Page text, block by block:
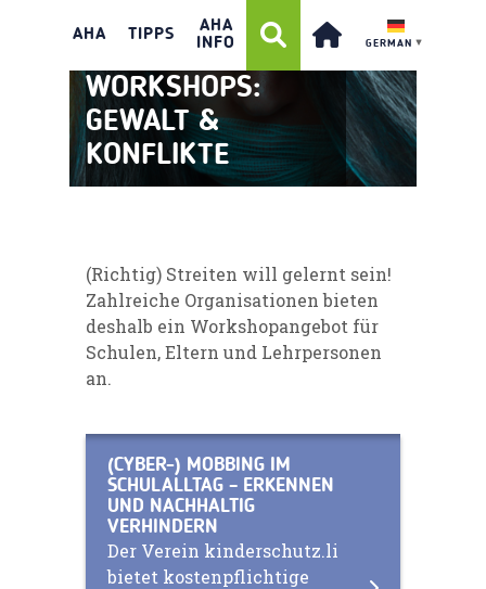
AHA TIPPS
AHA
INFO
GERMAN ▼
WORKSHOPS:
GEWALT &
KONFLIKTE
(Richtig) Streiten will gelernt sein!
Zahlreiche Organisationen bieten
deshalb ein Workshopangebot für
Schulen, Eltern und Lehrpersonen
an.
(CYBER-) MOBBING IM
SCHULALLTAG – ERKENNEN
UND NACHHALTIG
VERHINDERN
Der Verein kinderschutz.li
bietet kostenpflichtige